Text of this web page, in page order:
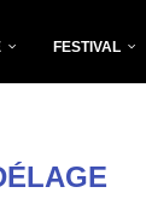
FESTIVAL